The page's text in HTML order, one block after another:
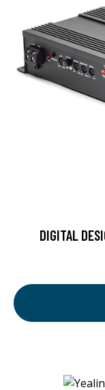
DIGITAL